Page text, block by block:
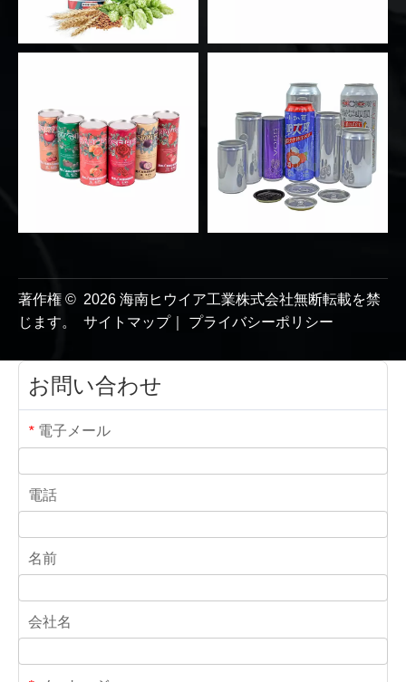
著作権 © 2026 海南ヒウイア工業株式会社無断転載を禁
じます。 サイトマップ｜ プライバシーポリシー
お問い合わせ
* 電子メール
電話
名前
会社名